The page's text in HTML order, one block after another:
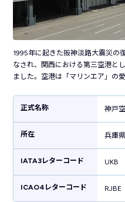
1995年に起きた阪神淡路大震災の
なされ、関西における第三空港と
ました。空港は「マリンエア」の
途に国際線定期便の就航を目指し
増便される計画となっています。
市中心部へのアクセスが容易な点
時間は電車で約18分でアクセスす
ると規模は小さな空港ではありつ
空港の大きな魅力となっています。
正式名称 神戸
所在 兵庫
IATA3レターコード UKB
ICAO4レターコード RJBE